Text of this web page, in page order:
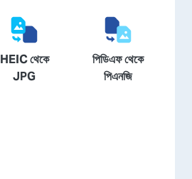
HEIC থেকে
JPG
পিডিএফ থেকে
পিএনজি